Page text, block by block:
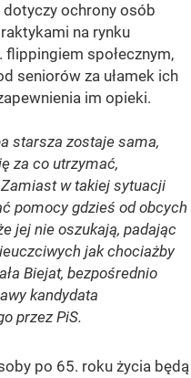
ochrony osób
na rynku
flippingiem społecznym,
seniorów za ułamek ich
im opieki.
starsza zostaje sama,
za co utrzymać,
w takiej sytuacji
pomocy gdzieś od obcych
jej nie oszukają, padając
jak chociażby
Biejat, bezpośrednio
kandydata
przez PiS.
po 65. roku życia będą